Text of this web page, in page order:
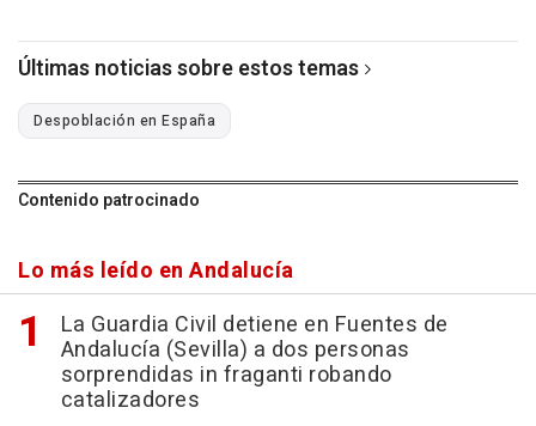
Últimas noticias sobre estos temas
Despoblación en España
Contenido patrocinado
Lo más leído en Andalucía
La Guardia Civil detiene en Fuentes de
Andalucía (Sevilla) a dos personas
sorprendidas in fraganti robando
catalizadores